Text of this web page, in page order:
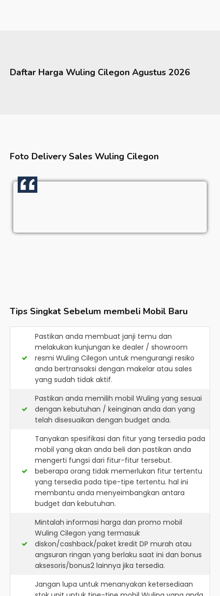
Daftar Harga Wuling Cilegon Agustus 2026
Foto Delivery Sales Wuling Cilegon
Tips Singkat Sebelum membeli Mobil Baru
Pastikan anda membuat janji temu dan
melakukan kunjungan ke dealer / showroom
resmi Wuling Cilegon untuk mengurangi resiko
anda bertransaksi dengan makelar atau sales
yang sudah tidak aktif.
Pastikan anda memilih mobil Wuling yang sesuai
dengan kebutuhan / keinginan anda dan yang
telah disesuaikan dengan budget anda.
Tanyakan spesifikasi dan fitur yang tersedia pada
mobil yang akan anda beli dan pastikan anda
mengerti fungsi dari fitur-fitur tersebut.
beberapa orang tidak memerlukan fitur tertentu
yang tersedia pada tipe-tipe tertentu. hal ini
membantu anda menyeimbangkan antara
budget dan kebutuhan.
Mintalah informasi harga dan promo mobil
Wuling Cilegon yang termasuk
diskon/cashback/paket kredit DP murah atau
angsuran ringan yang berlaku saat ini dan bonus
aksesoris/bonus2 lainnya jika tersedia.
Jangan lupa untuk menanyakan ketersediaan